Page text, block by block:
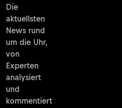
Die
aktuellsten
News rund
um die Uhr,
von
Experten
analysiert
und
kommentiert